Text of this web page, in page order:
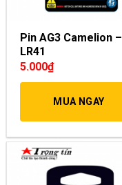
Pin AG3 Camelion –
LR41
5.000₫
MUA NGAY